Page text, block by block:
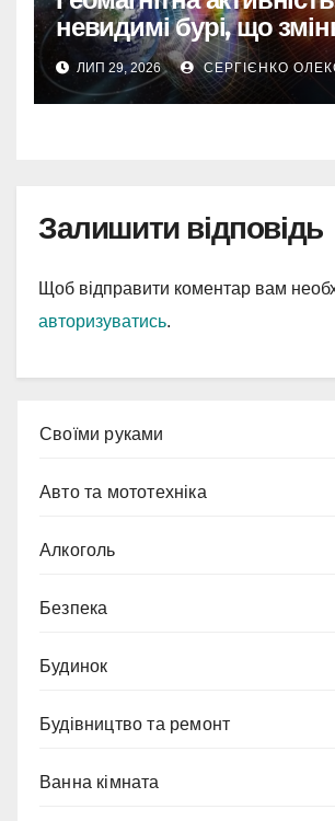
невидимі бурі, що
наш світ
ЛИП 29, 2026 СЕРГІЄНКО
Залишити відповідь
Щоб відправити коментар вам
авторизуватись.
Cвоїми руками
Авто та мототехніка
Алкоголь
Безпека
Будинок
Будівництво та ремонт
Ванна кімната